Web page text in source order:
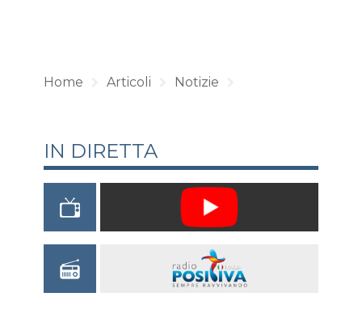
Home Articoli Notizie
IN DIRETTA